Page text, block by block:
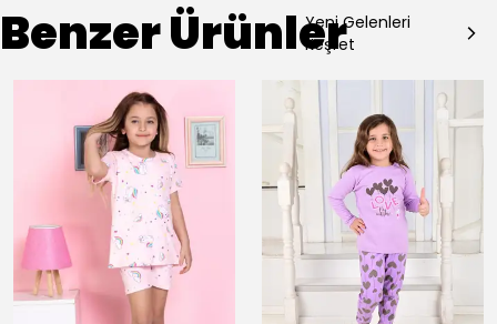
Benzer ÜrünlerYeni Gelenleri
Keşfet